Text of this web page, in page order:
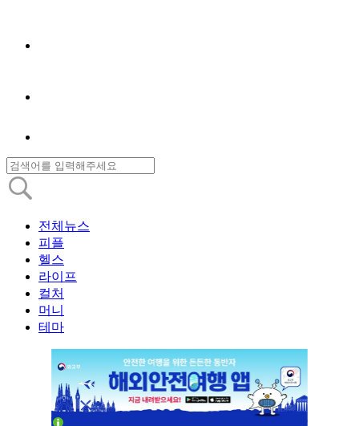
전체뉴스
피플
헬스
라이프
컬처
머니
테마